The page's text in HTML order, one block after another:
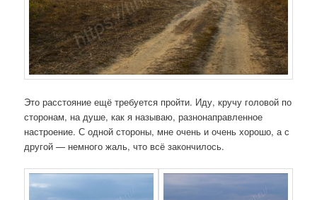
Это расстояние ещё требуется пройти. Иду, кручу головой по
сторонам, на душе, как я называю, разнонаправленное
настроение. С одной стороны, мне очень и очень хорошо, а с
другой — немного жаль, что всё закончилось.